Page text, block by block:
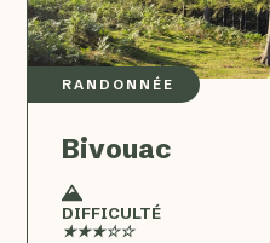
RANDONNÉE
Bivouac
DIFFICULTÉ
★★★☆☆